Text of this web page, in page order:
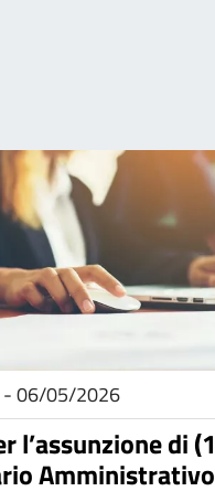
- 06/05/2026
di (1 posto)
Amministrativo